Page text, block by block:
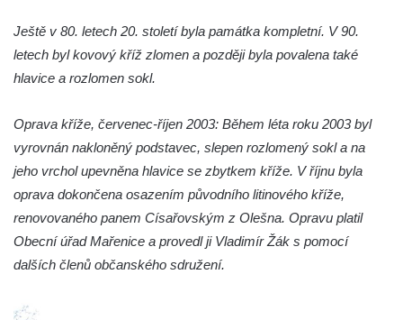
Kříž na rozcestí v Záluží
Kříž v ulici V Zátiší v Dobříni
Hradčanech a Palackého v Roudnici nad
Labem
Kříž v centru Liběšic
Kříž na návsi v Chouči
Boží muka na rozcestí východně od Chouče
Kříž na návsi v Lužici
Ještě v 80. letech 20. století byla památka kompletní. V 90.
letech byl kovový kříž zlomen a později byla povalena také
hlavice a rozlomen sokl.
Oprava kříže, červenec-říjen 2003: Během léta roku 2003 byl
vyrovnán nakloněný podstavec, slepen rozlomený sokl a na
jeho vrchol upevněna hlavice se zbytkem kříže. V říjnu byla
oprava dokončena osazením původního litinového kříže,
renovovaného panem Císařovským z Olešna. Opravu platil
Obecní úřad Mařenice a provedl ji Vladimír Žák s pomocí
dalších členů občanského sdružení.